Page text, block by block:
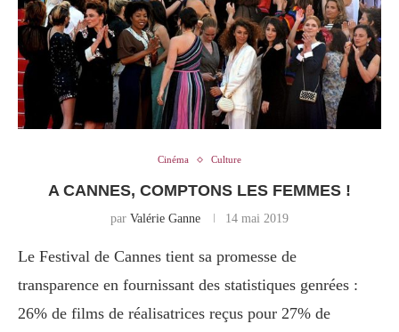
Cinéma Culture
A CANNES, COMPTONS LES FEMMES !
par Valérie Ganne 14 mai 2019
Le Festival de Cannes tient sa promesse de
transparence en fournissant des statistiques genrées :
26% de films de réalisatrices reçus pour 27% de